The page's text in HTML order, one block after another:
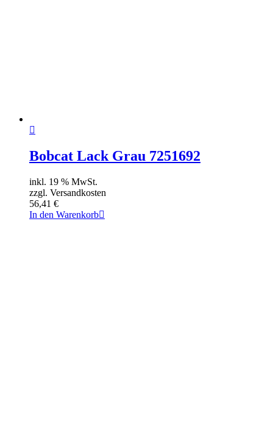
Bobcat Lack Grau 7251692
inkl. 19 % MwSt.
zzgl. Versandkosten
56,41 €
In den Warenkorb